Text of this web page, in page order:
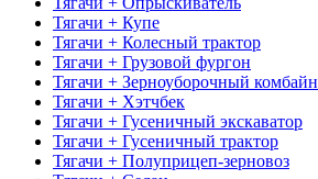
Тягачи + Купе
Тягачи + Колесный трактор
Тягачи + Грузовой фургон
Тягачи + Зерноуборочный комбайн
Тягачи + Хэтчбек
Тягачи + Гусеничный экскаватор
Тягачи + Гусеничный трактор
Тягачи + Полуприцеп-зерновоз